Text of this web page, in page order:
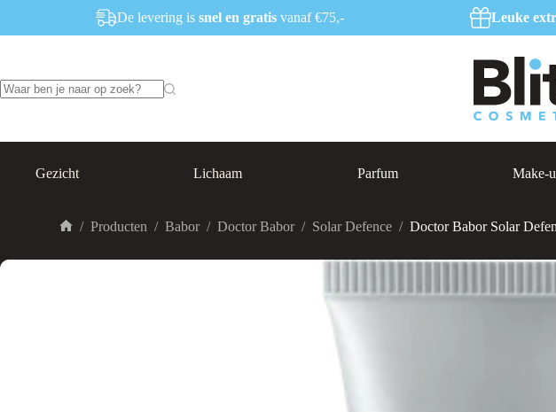
de
De levering issnel en gratis vanaf €75,- Leuke
Gezicht Lichaam Parfum Make-
/ Producten / Babor / Doctor Babor / Solar Defence / Doctor Babor Solar